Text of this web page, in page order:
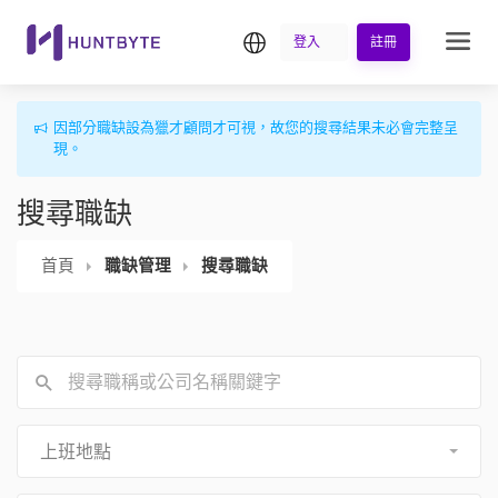
繁中登入 註冊
因部分職缺設為獵才顧問才可視，故您的搜尋結果未必會完整呈
現。
搜尋職缺
首頁 職缺管理 搜尋職缺
上班地點